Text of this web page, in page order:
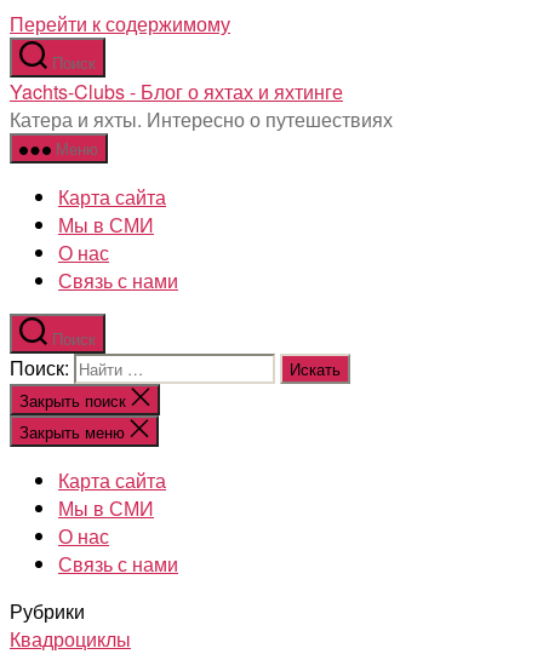
Перейти к содержимому
Поиск
Yachts-Clubs - Блог о яхтах и яхтинге
Катера и яхты. Интересно о путешествиях
Меню
Карта сайта
Мы в СМИ
О нас
Связь с нами
Поиск
Поиск:
Закрыть поиск
Закрыть меню
Карта сайта
Мы в СМИ
О нас
Связь с нами
Рубрики
Квадроциклы